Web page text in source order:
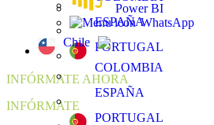
ESPAÑA
PORTUGAL
INFÓRMATE AHORA
INFÓRMATE
Power BI
WhatsApp
Chile
COLOMBIA
ESPAÑA
PORTUGAL